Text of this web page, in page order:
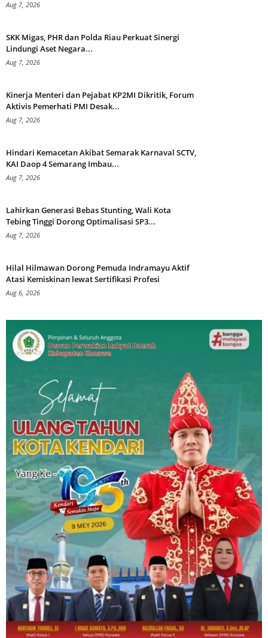
Aug 7, 2026
SKK Migas, PHR dan Polda Riau Perkuat Sinergi
Lindungi Aset Negara...
Aug 7, 2026
Kinerja Menteri dan Pejabat KP2MI Dikritik, Forum
Aktivis Pemerhati PMI Desak...
Aug 7, 2026
Hindari Kemacetan Akibat Semarak Karnaval SCTV,
KAI Daop 4 Semarang Imbau...
Aug 7, 2026
Lahirkan Generasi Bebas Stunting, Wali Kota
Tebing Tinggi Dorong Optimalisasi SP3...
Aug 7, 2026
Hilal Hilmawan Dorong Pemuda Indramayu Aktif
Atasi Kemiskinan lewat Sertifikasi Profesi
Aug 6, 2026